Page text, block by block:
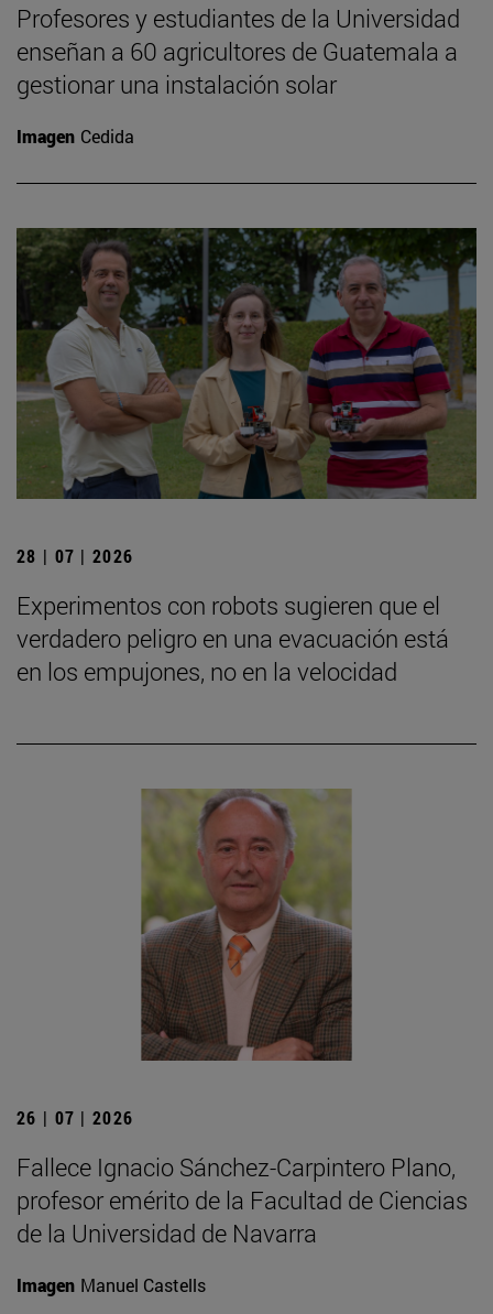
Profesores y estudiantes de la Universidad
enseñan a 60 agricultores de Guatemala a
gestionar una instalación solar
Imagen Cedida
28 | 07 | 2026
Experimentos con robots sugieren que el
verdadero peligro en una evacuación está
en los empujones, no en la velocidad
26 | 07 | 2026
Fallece Ignacio Sánchez-Carpintero Plano,
profesor emérito de la Facultad de Ciencias
de la Universidad de Navarra
Imagen Manuel Castells